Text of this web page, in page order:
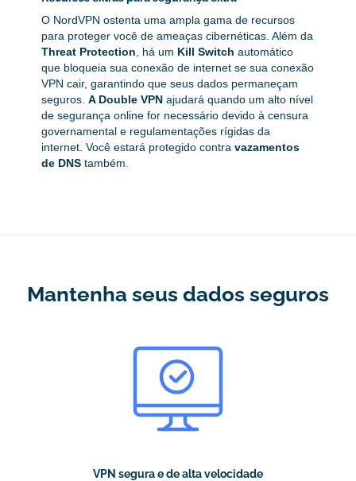
O NordVPN ostenta uma ampla gama de recursos
para proteger você de ameaças cibernéticas. Além da
Threat Protection , há um Kill Switch automático
que bloqueia sua conexão de internet se sua conexão
VPN cair, garantindo que seus dados permaneçam
seguros.A Double VPN ajudará quando um alto nível
de segurança online for necessário devido à censura
governamental e regulamentações rígidas da
internet. Você estará protegido contravazamentos
de DNS também.
Mantenha seus dados seguros
VPN segura e de alta velocidade